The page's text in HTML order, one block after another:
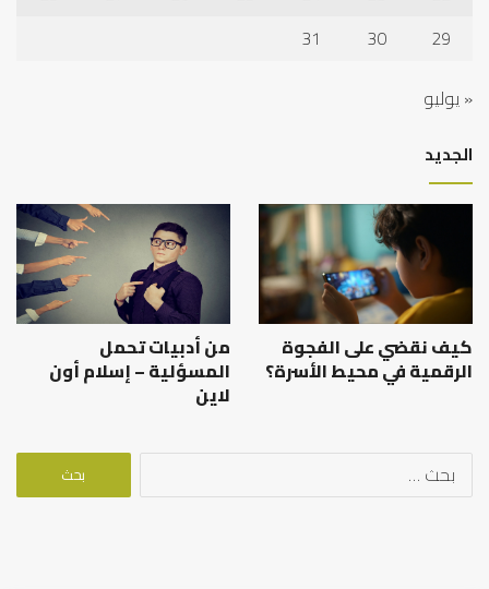
29
30
31
« يوليو
الجديد
كيف نقضي على الفجوة
الرقمية في محيط الأسرة؟
من أدبيات تحمل
المسؤلية – إسلام أون
لاين
البحث